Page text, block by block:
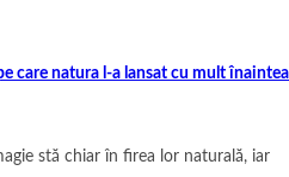
care natura l-a lansat cu mult înaintea
stă chiar în firea lor naturală, iar